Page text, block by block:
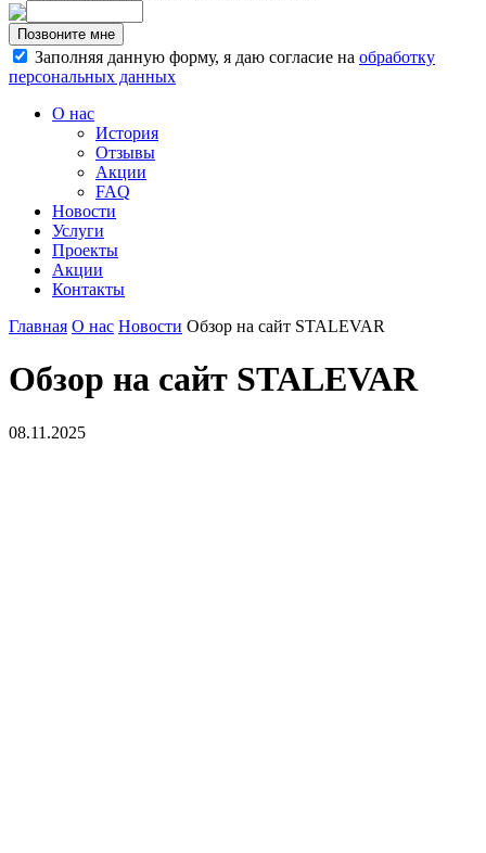
Заполняя данную форму, я даю согласие на обработку
персональных данных
О нас
История
Отзывы
Акции
FAQ
Новости
Услуги
Проекты
Акции
Контакты
Главная О нас Новости Обзор на сайт STALEVAR
Обзор на сайт STALEVAR
08.11.2025